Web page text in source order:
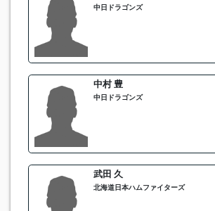
中日ドラゴンズ
中村 豊
中日ドラゴンズ
武田 久
北海道日本ハムファイターズ